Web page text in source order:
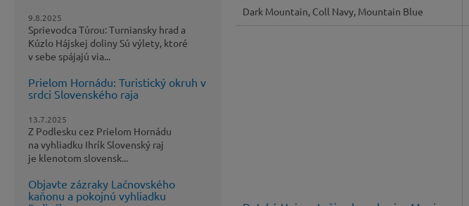
9.8.2025
Sprievodca Túrou: Turniansky hrad a
Kúzlo Hájskej doliny Sú výlety, ktoré
v sebe spájajú via...
Prielom Hornádu: Turistický okruh v
srdci Slovenského raja
13.7.2025
Z Podlesku cez Prielom Hornádu
na vyhliadku Ihrík Slovenský raj
je klenotom slovensk...
Objavte zázraky Lačnovského
kaňonu a pokojnú vyhliadku
Dark Mountain, Coll Navy, Mountain Blue